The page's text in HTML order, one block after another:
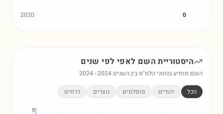
2020 0
היסטוריית השם לאפי לפי שנים
השם מופיע בנתוני הלמ"ס בין השנים 2024-2024
הכל יהודים מוסלמים נוצרים דרוזים
8